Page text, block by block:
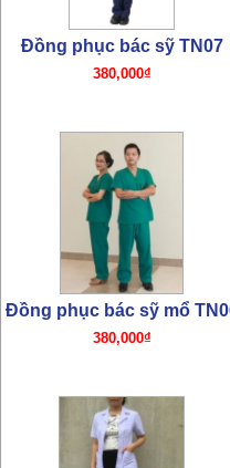
Đồng phục bác sỹ mổ TN06
380,000₫
Đồng phục bác sỹ TN05
320,000₫